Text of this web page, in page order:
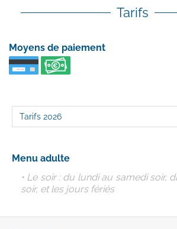
Tarifs
Moyens de paiement
Menu adulte
• Le soir : du lundi au samedi soir,
soir, et les jours fériés